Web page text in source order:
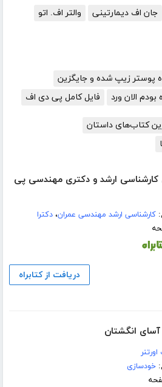
جان اف دیمارتینی
والتر اف. اتو
پوستر زیپ شده و جایگزین
بودم الان ورد
فایل کامل پی دی اف
کتاب‌های داستان
کارشناسی ارشد و دکتری مهندسی پی
کارشناسی ارشد مهندسی عمران،دکترا
دریافت از کتابراه
انگشتان
خودسازی